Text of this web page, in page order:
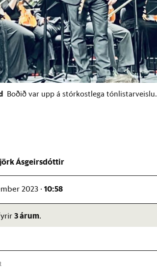
Boðið var upp á stórkostlega tónlistarveislu.
Ásgeirsdóttir
2023 ·10:58
3 árum.